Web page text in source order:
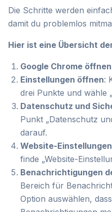
Die Schritte werden
damit du problemlos
Hier ist eine Übersicht
Google Chrome öffnen
Einstellungen öffnen:
drei Punkte und wähle
Datenschutz und
Punkt „Datenschutz
darauf.
Website-Einstellungen
finde „Website-
Benachrichtigungen
Bereich für
Option auswählen,